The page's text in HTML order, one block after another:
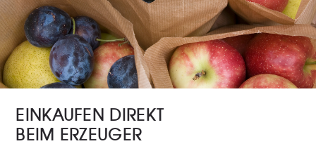
EINKAUFEN DIREKT
BEIM ERZEUGER